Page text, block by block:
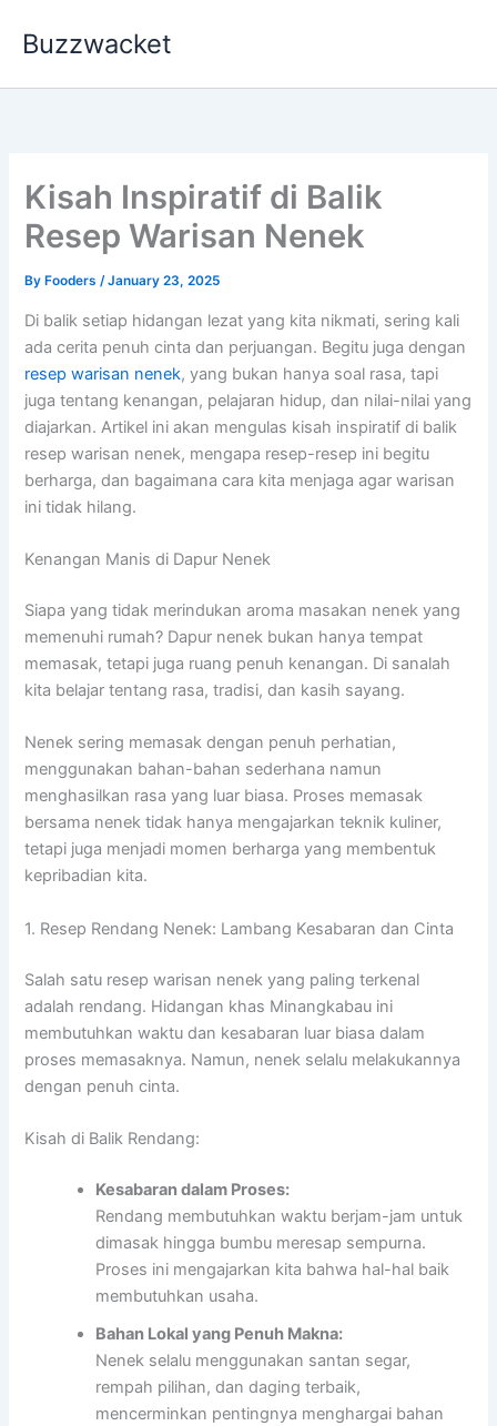
Buzzwacket
Kisah Inspiratif di Balik
Resep Warisan Nenek
By Fooders/January 23, 2025
Di balik setiap hidangan lezat yang kita nikmati, sering kali
ada cerita penuh cinta dan perjuangan. Begitu juga dengan
resep warisan nenek, yang bukan hanya soal rasa, tapi
juga tentang kenangan, pelajaran hidup, dan nilai-nilai yang
diajarkan. Artikel ini akan mengulas kisah inspiratif di balik
resep warisan nenek, mengapa resep-resep ini begitu
berharga, dan bagaimana cara kita menjaga agar warisan
ini tidak hilang.
Kenangan Manis di Dapur Nenek
Siapa yang tidak merindukan aroma masakan nenek yang
memenuhi rumah? Dapur nenek bukan hanya tempat
memasak, tetapi juga ruang penuh kenangan. Di sanalah
kita belajar tentang rasa, tradisi, dan kasih sayang.
Nenek sering memasak dengan penuh perhatian,
menggunakan bahan-bahan sederhana namun
menghasilkan rasa yang luar biasa. Proses memasak
bersama nenek tidak hanya mengajarkan teknik kuliner,
tetapi juga menjadi momen berharga yang membentuk
kepribadian kita.
1. Resep Rendang Nenek: Lambang Kesabaran dan Cinta
Salah satu resep warisan nenek yang paling terkenal
adalah rendang. Hidangan khas Minangkabau ini
membutuhkan waktu dan kesabaran luar biasa dalam
proses memasaknya. Namun, nenek selalu melakukannya
dengan penuh cinta.
Kisah di Balik Rendang:
Kesabaran dalam Proses:
Rendang membutuhkan waktu berjam-jam untuk
dimasak hingga bumbu meresap sempurna.
Proses ini mengajarkan kita bahwa hal-hal baik
membutuhkan usaha.
Bahan Lokal yang Penuh Makna:
Nenek selalu menggunakan santan segar,
rempah pilihan, dan daging terbaik,
mencerminkan pentingnya menghargai bahan